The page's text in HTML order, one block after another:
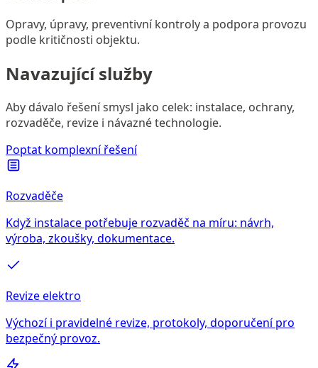
Opravy, úpravy, preventivní kontroly a podpora provozu
podle kritičnosti objektu.
Navazující služby
Aby dávalo řešení smysl jako celek: instalace, ochrany,
rozvaděče, revize i návazné technologie.
Poptat komplexní řešení
Rozvaděče
Když instalace potřebuje rozvaděč na míru: návrh,
výroba, zkoušky, dokumentace.
Revize elektro
Výchozí i pravidelné revize, protokoly, doporučení pro
bezpečný provoz.